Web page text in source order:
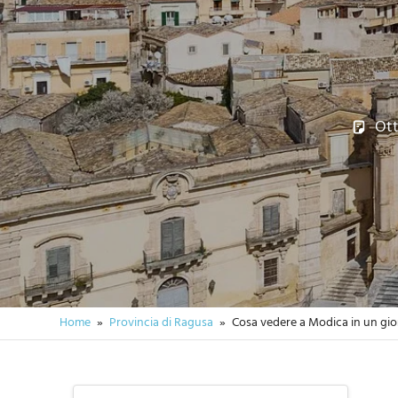
Home Provincia di Ragusa Cosa vedere a Modica in un